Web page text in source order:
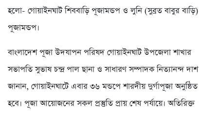
হলো- গোয়াইনঘাট শিববাড়ি পূজামন্ডপ ও লুনি (সুব্রত বাবুর বাড়ি)
পূজামন্ডপ।
বাংলাদেশ পূজা উদযাপন পরিষদ গোয়াইনঘাট উপজেলা শাখার
সভাপতি সুভাষ চন্দ্র পাল ছানা ও সাধারণ সম্পাদক নিত্যানন্দ দাশ
জানান, গোয়াইনঘাটে এবার ৩৬ মন্ডপে শারদীয় দুর্গাপূজা অনুষ্ঠিত
হবে। পূজা আয়োজনের সকল প্রস্তুতি প্রায় শেষ পর্যায়ে। অতিরিক্ত